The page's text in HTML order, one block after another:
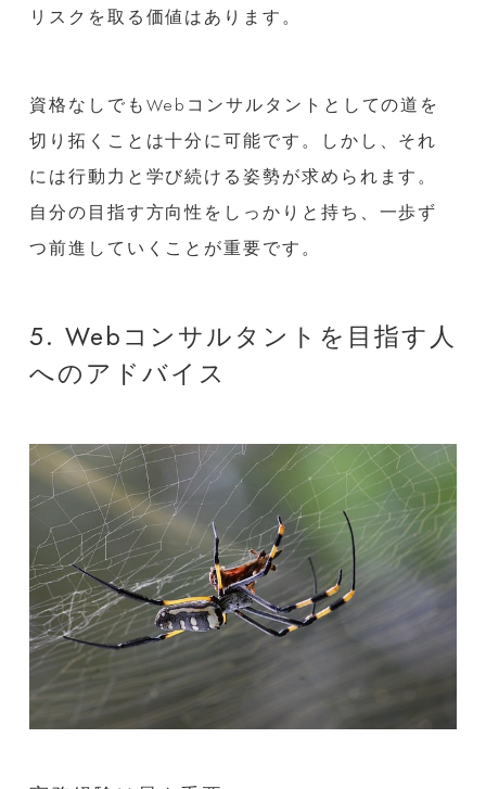
リスクを取る価値はあります。
資格なしでもWebコンサルタントとしての道を
切り拓くことは十分に可能です。しかし、それ
には行動力と学び続ける姿勢が求められます。
自分の目指す方向性をしっかりと持ち、一歩ず
つ前進していくことが重要です。
5. Webコンサルタントを目指す人
へのアドバイス